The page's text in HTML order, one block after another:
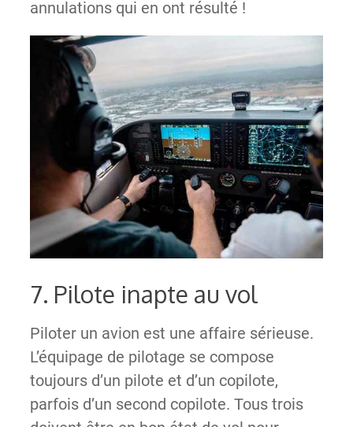
annulations qui en ont résulté !
7. Pilote inapte au vol
Piloter un avion est une affaire sérieuse.
L’équipage de pilotage se compose
toujours d’un pilote et d’un copilote,
parfois d’un second copilote. Tous trois